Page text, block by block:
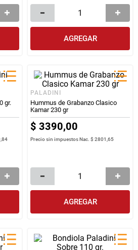
AGREGAR
gr.
PALADINI
Hummus de Grabanzo Clasico
Kamar 230 gr
$ 3390,00
Precio sin impuestos Nac.$ 2801,65
AGREGAR